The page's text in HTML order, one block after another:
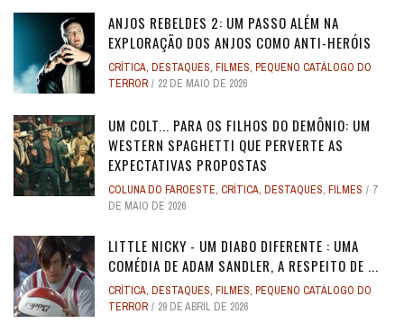
ANJOS REBELDES 2: UM PASSO ALÉM NA
EXPLORAÇÃO DOS ANJOS COMO ANTI-HERÓIS
CRÍTICA, DESTAQUES, FILMES, PEQUENO CATÁLOGO DO
TERROR
22 DE MAIO DE 2026
UM COLT... PARA OS FILHOS DO DEMÔNIO: UM
WESTERN SPAGHETTI QUE PERVERTE AS
EXPECTATIVAS PROPOSTAS
COLUNA DO FAROESTE, CRÍTICA, DESTAQUES, FILMES
7
DE MAIO DE 2026
LITTLE NICKY - UM DIABO DIFERENTE : UMA
COMÉDIA DE ADAM SANDLER, A RESPEITO DE ...
CRÍTICA, DESTAQUES, FILMES, PEQUENO CATÁLOGO DO
TERROR
29 DE ABRIL DE 2026